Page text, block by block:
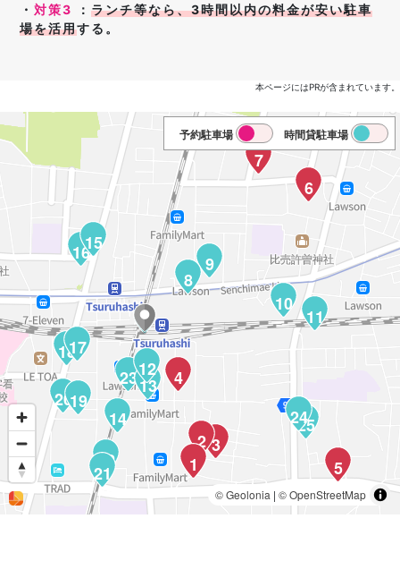
・対策3 ：ランチ等なら、3時間以内の料金が安い駐車
場を活用する。
本ページにはPRが含まれています。
25
24
23
22
21
2019
1817
1615
14
13
12
11
10
9
8
7
6
5
4
3
2
1
予約駐車場 時間貸駐車場